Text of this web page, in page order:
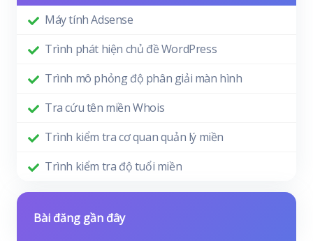
Máy tính Adsense
Trình phát hiện chủ đề WordPress
Trình mô phỏng độ phân giải màn hình
Tra cứu tên miền Whois
Trình kiểm tra cơ quan quản lý miền
Trình kiểm tra độ tuổi miền
Bài đăng gần đây